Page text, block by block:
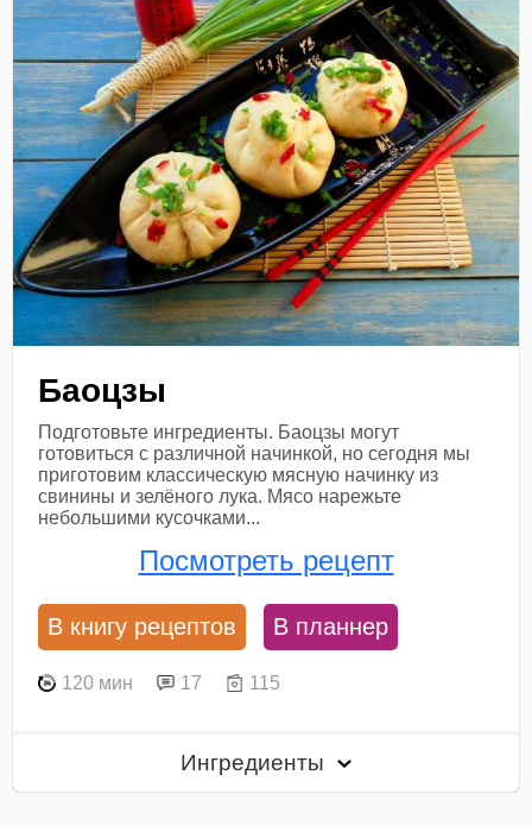
Баоцзы
Подготовьте ингредиенты. Баоцзы могут
готовиться с различной начинкой, но сегодня мы
приготовим классическую мясную начинку из
свинины и зелёного лука. Мясо нарежьте
небольшими кусочками...
Посмотреть рецепт
В книгу рецептов В планнер
120 мин 17 115
Ингредиенты